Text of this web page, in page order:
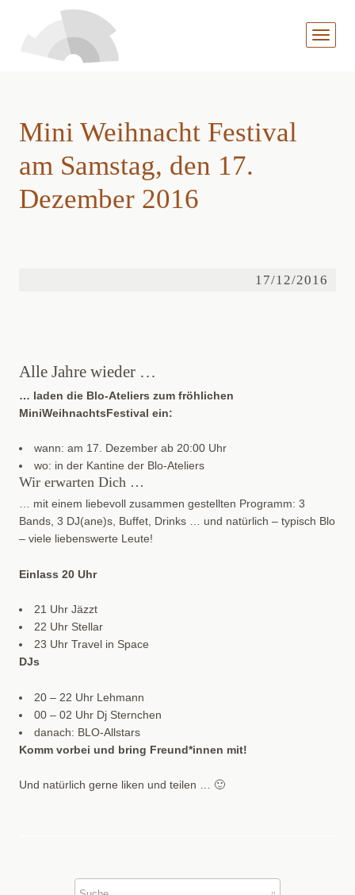
MENÜ
Mini Weihnacht Festival
am Samstag, den 17.
Dezember 2016
17/12/2016
Alle Jahre wieder …
… laden die Blo-Ateliers zum fröhlichen
MiniWeihnachtsFestival ein:
wann: am 17. Dezember ab 20:00 Uhr
wo: in der Kantine der Blo-Ateliers
Wir erwarten Dich …
… mit einem liebevoll zusammen gestellten Programm: 3
Bands, 3 DJ(ane)s, Buffet, Drinks … und natürlich – typisch Blo
– viele liebenswerte Leute!
Einlass 20 Uhr
21 Uhr Jäzzt
22 Uhr Stellar
23 Uhr Travel in Space
DJs
20 – 22 Uhr Lehmann
00 – 02 Uhr Dj Sternchen
danach: BLO-Allstars
Komm vorbei und bring Freund*innen mit!
Und natürlich gerne liken und teilen … 🙂